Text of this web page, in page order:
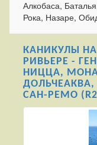
Алкобаса,
Рока, Назаре,
КАНИКУЛЫ
РИВЬЕРЕ -
НИЦЦА,
САН-РЕМО